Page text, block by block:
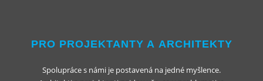
PRO PROJEKTANTY A ARCHITEKTY
Spolupráce s námi je postavená na jedné myšlence.